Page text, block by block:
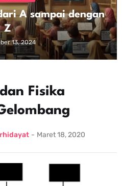
A sampai dengan
Z
13, 2024
Fisika
- Maret 18, 2020